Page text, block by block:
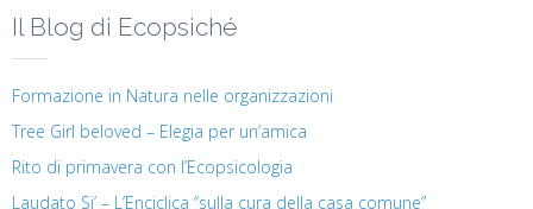
Il Blog di Ecopsiché
Formazione in Natura nelle organizzazioni
Tree Girl beloved – Elegia per un’amica
Rito di primavera con l’Ecopsicologia
Laudato Si’ – L’Enciclica “sulla cura della casa comune”